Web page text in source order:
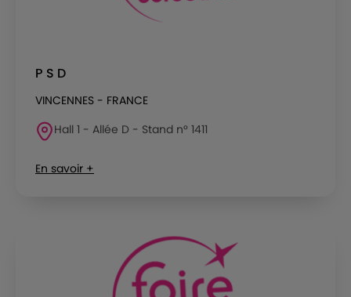
P S D
VINCENNES - FRANCE
Hall 1 - Allée D - Stand n° 1411
En savoir +